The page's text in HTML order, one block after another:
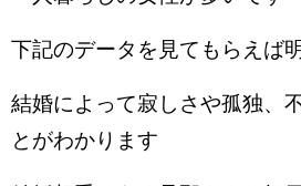
下記のデータを見てもらえば
結婚によって寂しさや孤独、
とがわかります